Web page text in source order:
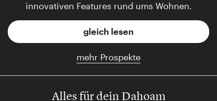
innovativen Features rund ums Wohnen.
gleich lesen
mehr Prospekte
Alles für dein Dahoam